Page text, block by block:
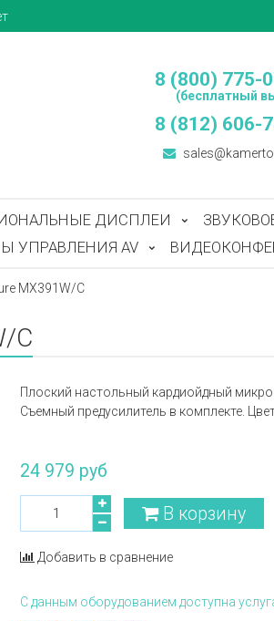
8 (800) 775-
(бесплатный
8 (812) 606-
ДИСПЛЕИ
УПРАВЛЕНИЯ AV
MX391W/C
C
Плоский настольный кардиойдный
Съемный предусилитель в комплекте.
24 979 руб
В корзину
Добавить в сравнение
С данным оборудованием доступна